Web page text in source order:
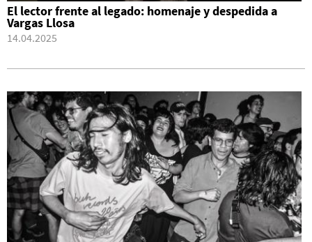
El lector frente al legado: homenaje y despedida a
Vargas Llosa
14.04.2025